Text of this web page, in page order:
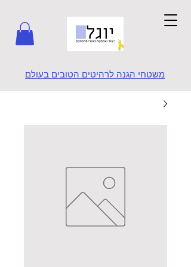
משטחי הגנה לרהיטים הטובים בעולם